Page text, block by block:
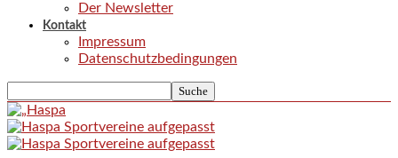
Der Newsletter
Kontakt
Impressum
Datenschutzbedingungen